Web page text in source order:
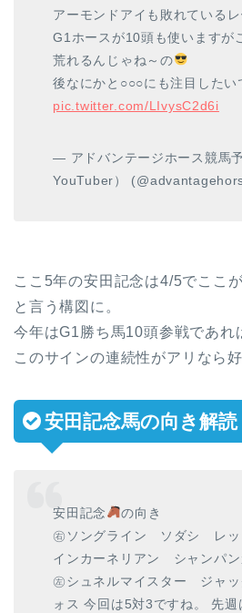
アーモンドアイも敗れている
G1ホースが10頭も使いますが
荒れるんじゃね～の
後なにかと○○○にも注目したい
pic.twitter.com/LIvysC2d6i
— アドバンテージホース競馬
YouTuber）
ここ5年の安田記念は4/5でここ
と言う構図に。
今年はG1勝ち馬10頭参戦であれ
このサインの連続性がアリなら
安田記念馬の向き解読
安田記念
の向き
㊨ソングライン ソダシ レ
インカーネリアン シャンパン
㊧シュネルマイスター ジャ
ォス 今回は5対3ですね。 先